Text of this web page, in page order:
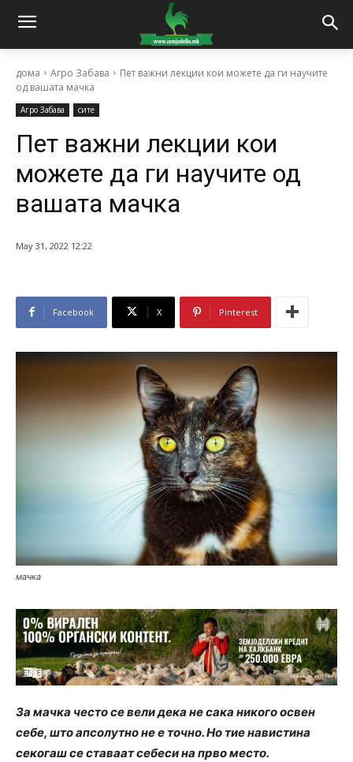
дома Агро Забава
Пет важни лекции кои можете да ги научите
од вашата мачка
Агро Забава сите
Пет важни лекции кои
можете да ги научите од
вашата мачка
May 31, 2022 12:22
Facebook X Pinterest
мачка
За мачка често се вели дека не сака никого освен
себе, што апсолутно не е точно. Но тие навистина
секогаш се ставаат себеси на прво место.